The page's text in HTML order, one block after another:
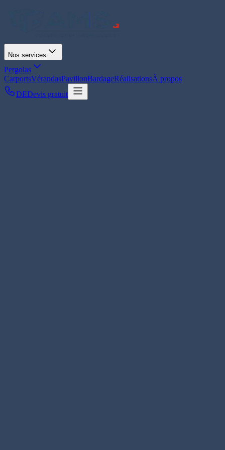
Nos services
Pergolas
CarportsVérandasPavillonBardageRéalisationsÀ propos
DEDevis gratuit